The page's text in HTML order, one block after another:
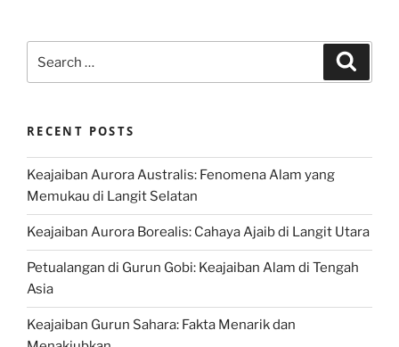
for:
RECENT POSTS
Keajaiban Aurora Australis: Fenomena Alam yang
Memukau di Langit Selatan
Keajaiban Aurora Borealis: Cahaya Ajaib di Langit Utara
Petualangan di Gurun Gobi: Keajaiban Alam di Tengah
Asia
Keajaiban Gurun Sahara: Fakta Menarik dan